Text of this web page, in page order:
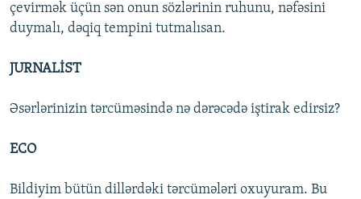
çevirmək üçün sən onun sözlərinin ruhunu, nəfəsini
duymalı, dəqiq tempini tutmalısan.
JURNALİST
Əsərlərinizin tərcüməsində nə dərəcədə iştirak edirsiz?
ECO
Bildiyim bütün dillərdəki tərcümələri oxuyuram. Bu